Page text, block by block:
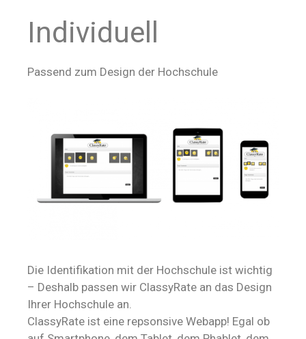
Individuell
Passend zum Design der Hochschule
Die Identifikation mit der Hochschule ist wichtig
– Deshalb passen wir ClassyRate an das Design
Ihrer Hochschule an.
ClassyRate ist eine repsonsive Webapp! Egal ob